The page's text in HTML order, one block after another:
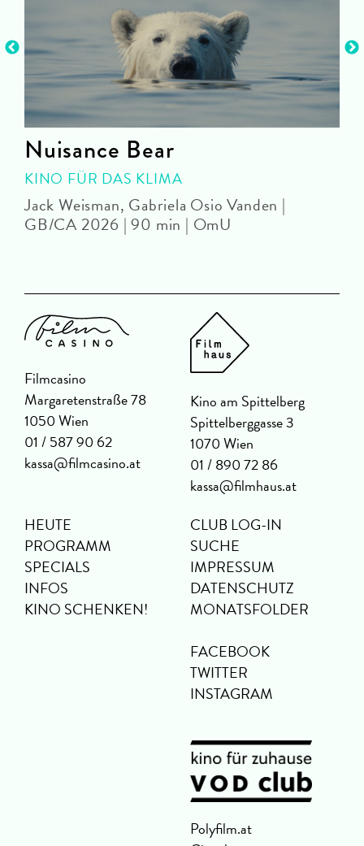
Nuisance Bear
KINO FÜR DAS KLIMA
Jack Weisman, Gabriela Osio Vanden |
GB/CA 2026 | 90 min | OmU
Filmcasino
Margaretenstraße 78
1050 Wien
01 / 587 90 62
kassa@filmcasino.at
Kino am Spittelberg
Spittelberggasse 3
1070 Wien
01 / 890 72 86
kassa@filmhaus.at
HEUTE
PROGRAMM
SPECIALS
INFOS
KINO SCHENKEN!
CLUB LOG-IN
SUCHE
IMPRESSUM
DATENSCHUTZ
MONATSFOLDER
FACEBOOK
TWITTER
INSTAGRAM
Polyfilm.at